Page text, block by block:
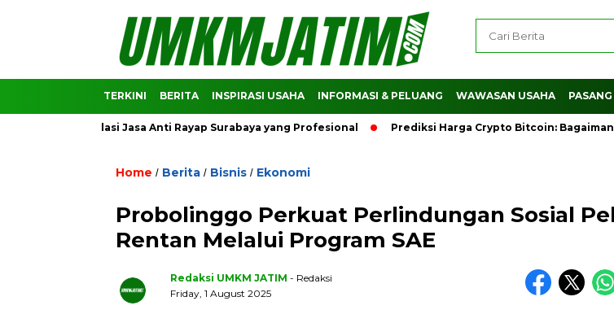
TERKINI BERITA INSPIRASI USAHA INFORMASI & PELUANG WAWASAN USAHA
Jasa Anti Rayap Surabaya yang Profesional Prediksi Harga Crypto Bitcoin: Bagaimana
Home / Berita / Bisnis / Ekonomi
Probolinggo Perkuat Perlindungan Sosial
Rentan Melalui Program SAE
Redaksi UMKM JATIM - Redaksi
Friday, 1 August 2025